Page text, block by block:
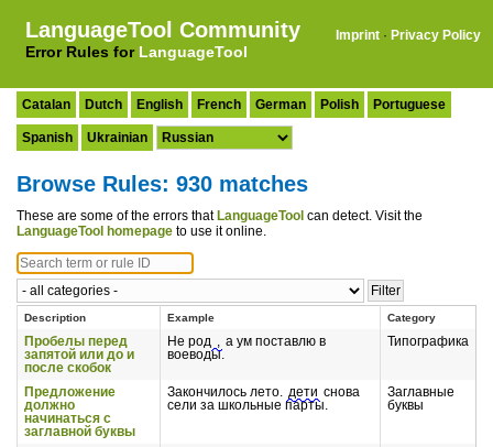
LanguageTool Community
Error Rules for LanguageTool
Imprint · Privacy Policy
Catalan Dutch English French German Polish Portuguese
Spanish Ukrainian
Browse Rules: 930 matches
These are some of the errors that LanguageTool can detect. Visit the
LanguageTool homepage to use it online.
Description Example Category
Пробелы перед
запятой или до и
после скобок
Не род , а ум поставлю в
воеводы.
Типографика
Предложение
должно
начинаться с
заглавной буквы
Закончилось лето. дети снова
сели за школьные парты.
Заглавные
буквы